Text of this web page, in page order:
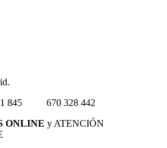
845 670 328 442
ONLINE y ATENCIÓN